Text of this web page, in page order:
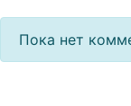
Пока нет